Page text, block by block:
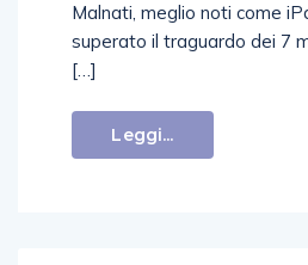
Malnati, meglio noti come
superato il traguardo dei 7
[…]
Leggi...